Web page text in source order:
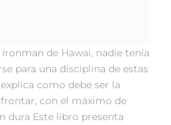
de Hawai, nadie tenía
para una disciplina de estas
como debe ser la
con el máximo de
dura Este libro presenta